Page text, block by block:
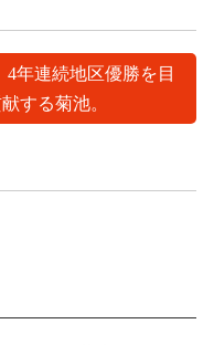
年連続地区優勝を目
する菊池。